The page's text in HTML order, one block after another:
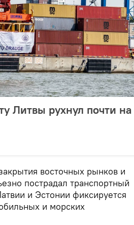
Литвы рухнул почти на
восточных рынков и
пострадал транспортный
и Эстонии фиксируется
и морских